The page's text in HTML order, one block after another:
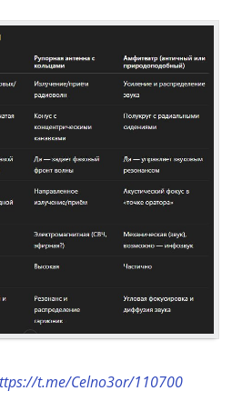
t.me/Celno3or/110700